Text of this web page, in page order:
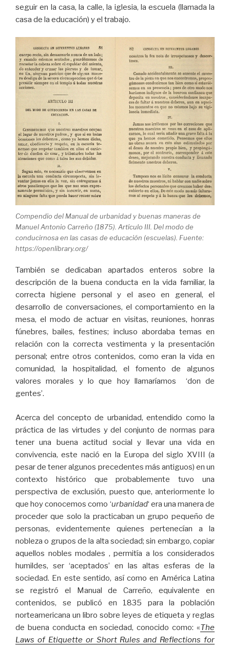
seguir en la casa, la calle, la iglesia, la escuela (llamada la
casa de la educación) y el trabajo.
Compendio del Manual de urbanidad y buenas maneras de
Manuel Antonio Carreño (1875). Artículo III. Del modo de
conducirnosa en las casas de educación (escuelas). Fuente:
https://openlibrary.org/
También se dedicaban apartados enteros sobre la
descripción de la buena conducta en la vida familiar, la
correcta higiene personal y el aseo en general, el
desarrollo de conversaciones, el comportamiento en la
mesa, el modo de actuar en visitas, reuniones, honras
fúnebres, bailes, festines; incluso abordaba temas en
relación con la correcta vestimenta y la presentación
personal; entre otros contenidos, como eran la vida en
comunidad, la hospitalidad, el fomento de algunos
valores morales y lo que hoy llamaríamos ‘don de
gentes’.
Acerca del concepto de urbanidad, entendido como la
práctica de las virtudes y del conjunto de normas para
tener una buena actitud social y llevar una vida en
convivencia, este nació en la Europa del siglo XVIII (a
pesar de tener algunos precedentes más antiguos) en un
contexto histórico que probablemente tuvo una
perspectiva de exclusión, puesto que, anteriormente lo
que hoy conocemos como ‘urbanidad‘ era una manera de
proceder que solo la practicaban un grupo pequeño de
personas, evidentemente quienes pertenecían a la
nobleza o grupos de la alta sociedad; sin embargo, copiar
aquellos nobles modales , permitía a los considerados
humildes, ser ‘aceptados’ en las altas esferas de la
sociedad. En este sentido, así como en América Latina
se registró el Manual de Carreño, equivalente en
contenidos, se publicó en 1835 para la población
norteamericana un libro sobre leyes de etiqueta y reglas
de buena conducta en sociedad, conocido como: «The
Laws of Etiquette or Short Rules and Reflections for